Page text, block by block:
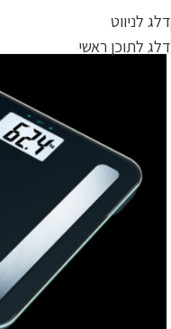
דלג לניווט
דלג לתוכן ראשי